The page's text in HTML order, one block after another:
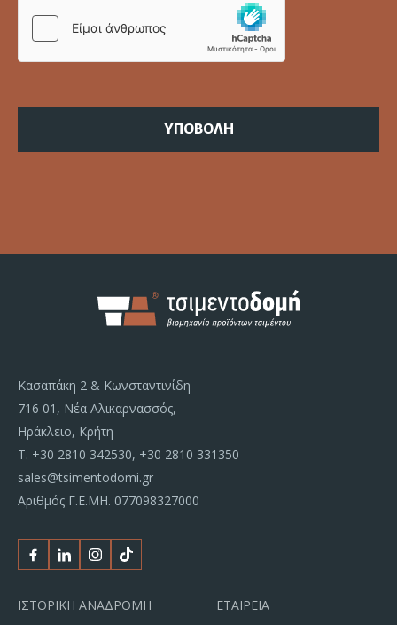
ΥΠΟΒΟΛΗ
Κασαπάκη 2 & Κωνσταντινίδη
716 01, Νέα Αλικαρνασσός,
Ηράκλειο, Κρήτη
Τ. +30 2810 342530, +30 2810 331350
sales@tsimentodomi.gr
Αριθμός Γ.Ε.ΜΗ. 077098327000
ΙΣΤΟΡΙΚΗ ΑΝΑΔΡΟΜΗ ΕΤΑΙΡΕΙΑ
Facebook
LinkedinInstagram
Tiktok